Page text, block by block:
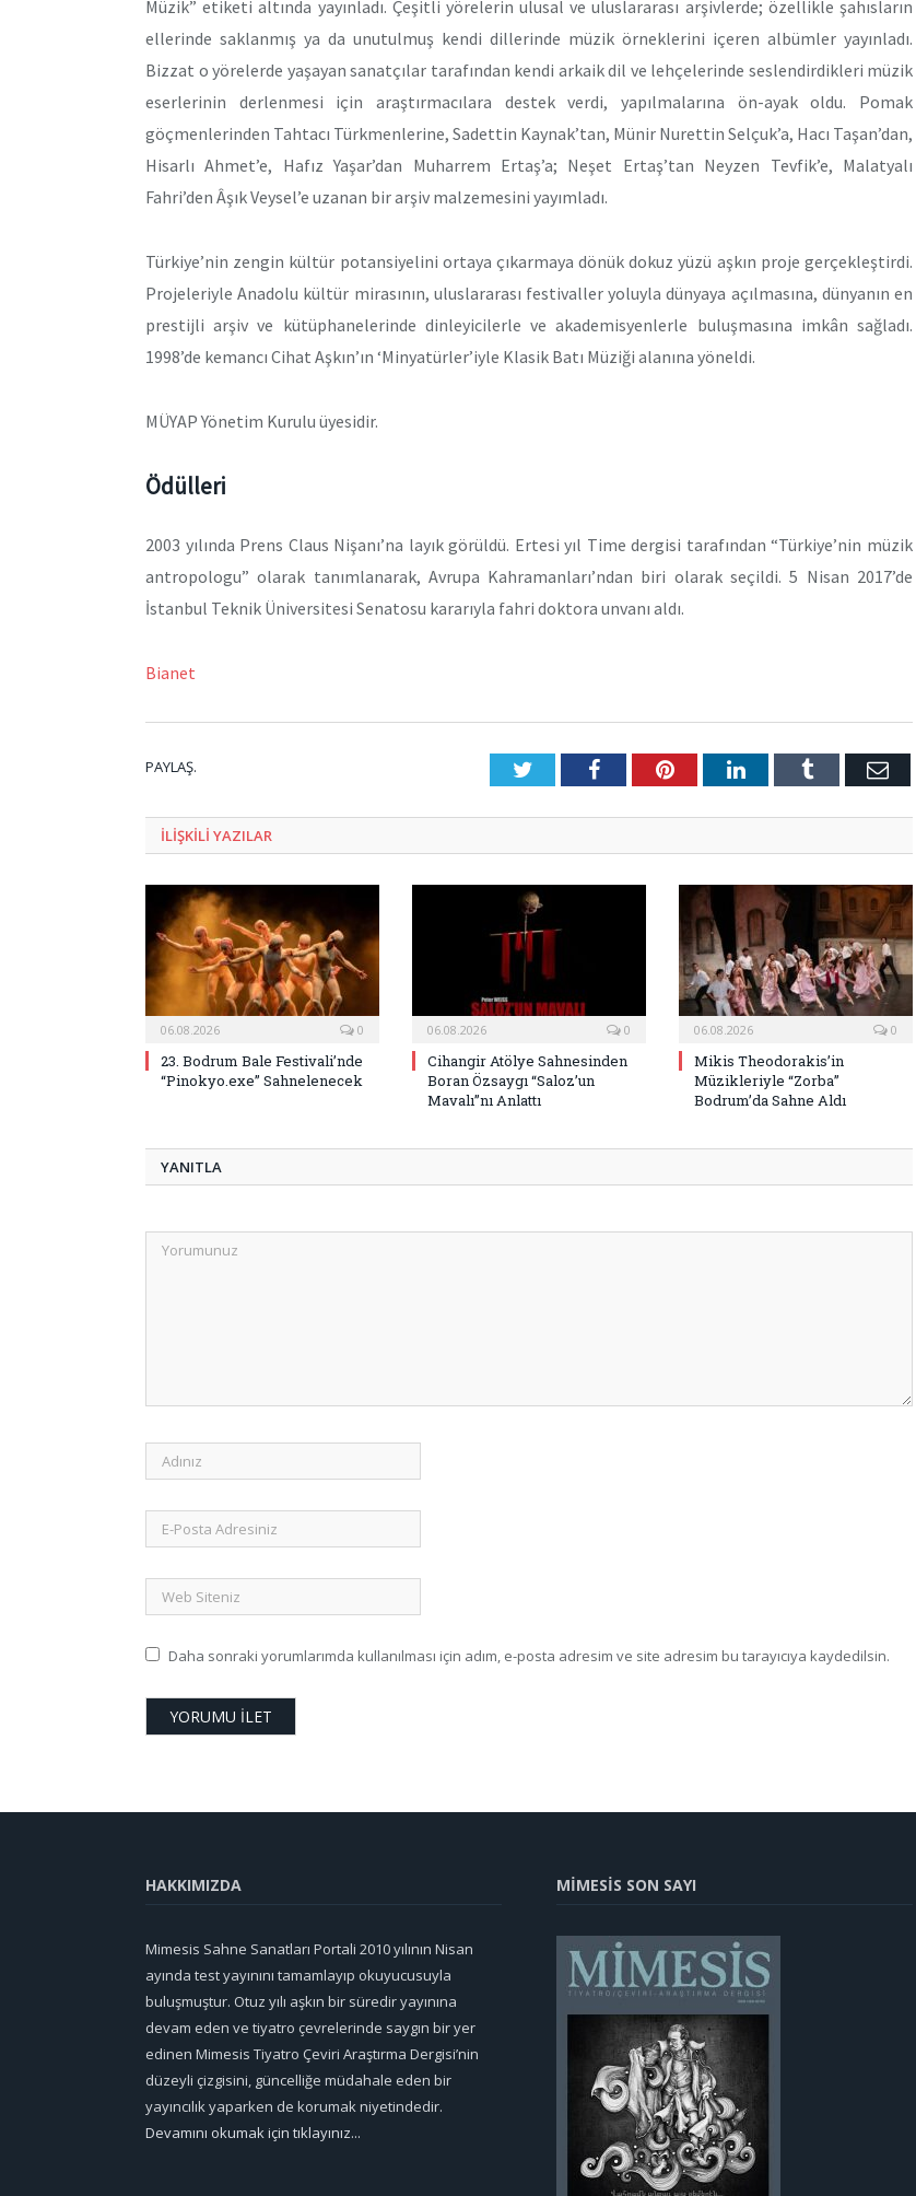
Müzik” etiketi altında yayınladı. Çeşitli yörelerin ulusal ve uluslararası arşivlerde; özellikle şahısların
ellerinde saklanmış ya da unutulmuş kendi dillerinde müzik örneklerini içeren albümler yayınladı.
Bizzat o yörelerde yaşayan sanatçılar tarafından kendi arkaik dil ve lehçelerinde seslendirdikleri müzik
eserlerinin derlenmesi için araştırmacılara destek verdi, yapılmalarına ön-ayak oldu. Pomak
göçmenlerinden Tahtacı Türkmenlerine, Sadettin Kaynak’tan, Münir Nurettin Selçuk’a, Hacı Taşan’dan,
Hisarlı Ahmet’e, Hafız Yaşar’dan Muharrem Ertaş’a; Neşet Ertaş’tan Neyzen Tevfik’e, Malatyalı
Fahri’den Âşık Veysel’e uzanan bir arşiv malzemesini yayımladı.
Türkiye’nin zengin kültür potansiyelini ortaya çıkarmaya dönük dokuz yüzü aşkın proje gerçekleştirdi.
Projeleriyle Anadolu kültür mirasının, uluslararası festivaller yoluyla dünyaya açılmasına, dünyanın en
prestijli arşiv ve kütüphanelerinde dinleyicilerle ve akademisyenlerle buluşmasına imkân sağladı.
1998’de kemancı Cihat Aşkın’ın ‘Minyatürler’iyle Klasik Batı Müziği alanına yöneldi.
MÜYAP Yönetim Kurulu üyesidir.
Ödülleri
2003 yılında Prens Claus Nişanı’na layık görüldü. Ertesi yıl Time dergisi tarafından “Türkiye’nin müzik
antropologu” olarak tanımlanarak, Avrupa Kahramanları’ndan biri olarak seçildi. 5 Nisan 2017’de
İstanbul Teknik Üniversitesi Senatosu kararıyla fahri doktora unvanı aldı.
Bianet
PAYLAŞ. TwitterFacebookPinterestLinkedInTumblr E-
ILIŞKILI YAZILAR
06.08.2026 0
23. Bodrum Bale Festivali’nde
“Pinokyo.exe” Sahnelenecek
06.08.2026 0
Cihangir Atölye Sahnesinden
Boran Özsaygı “Saloz’un
Mavalı”nı Anlattı
06.08.2026 0
Mikis Theodorakis’in
Müzikleriyle “Zorba”
Bodrum’da Sahne Aldı
YANITLA
Daha sonraki yorumlarımda kullanılması için adım, e-posta adresim ve site adresim bu tarayıcıya kaydedilsin.
HAKKIMIZDA
Mimesis Sahne Sanatları Portali 2010 yılının Nisan
ayında test yayınını tamamlayıp okuyucusuyla
buluşmuştur. Otuz yılı aşkın bir süredir yayınına
devam eden ve tiyatro çevrelerinde saygın bir yer
edinen Mimesis Tiyatro Çeviri Araştırma Dergisi’nin
düzeyli çizgisini, güncelliğe müdahale eden bir
yayıncılık yaparken de korumak niyetindedir.
Devamını okumak için tıklayınız...
MİMESİS SON SAYI